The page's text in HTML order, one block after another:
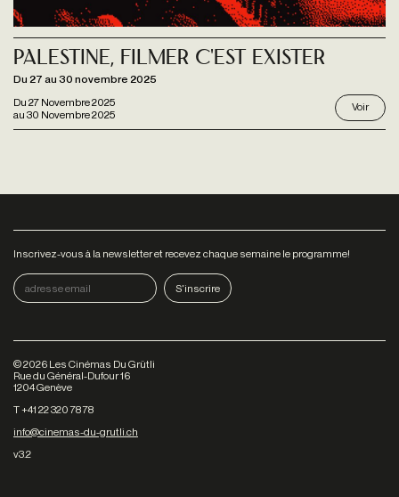
Du 27 Novembre 2025
au 30 Novembre 2025
Palestine, Filmer c'est exister
Du 27 au 30 novembre 2025
Voir
Inscrivez-vous à la newsletter et recevez chaque semaine le programme!
©2026 Les Cinémas Du Grütli
Rue du Général-Dufour 16
1204 Genève
T +41 22 320 78 78
info@cinemas-du-grutli.ch
v3.2